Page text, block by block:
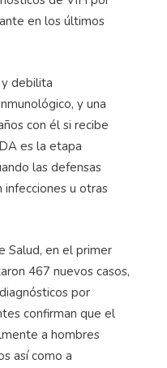
en los últimos
debilita
y una
con él si recibe
es la etapa
las defensas
infecciones u otras
Salud, en el primer
467 nuevos casos,
por
confirman que el
a hombres
así como a